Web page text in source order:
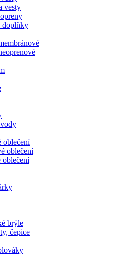
vesty
doplňky
oblečení
oblečení
oblečení
brýle
čepice